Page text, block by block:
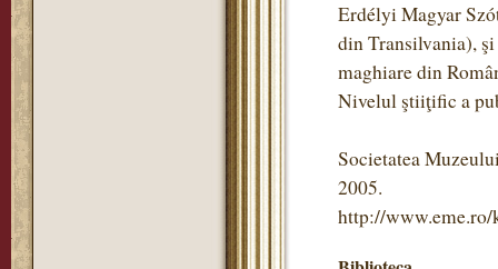
Erdélyi Magyar
din Transilvania),
maghiare din
Nivelul ştiiţific a
Societatea
2005.
http://